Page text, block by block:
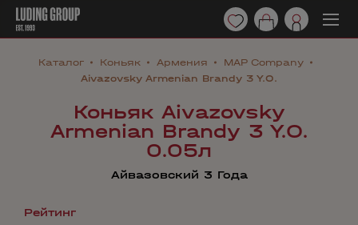
Каталог Коньяк Армения
MAP Company
Aivazovsky Armenian Brandy 3 Y.O.
Коньяк Aivazovsky
Armenian Brandy 3 Y.O.
0.05л
Айвазовский 3 Года
Рейтинг